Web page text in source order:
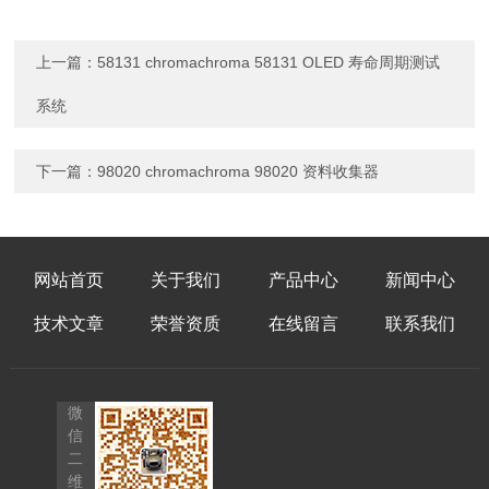
上一篇： 58131 chromachroma 58131 OLED 寿命周期测试
系统
下一篇：98020 chromachroma 98020 资料收集器
网站首页 关于我们 产品中心 新闻中心
技术文章 荣誉资质 在线留言 联系我们
微
信
二
维